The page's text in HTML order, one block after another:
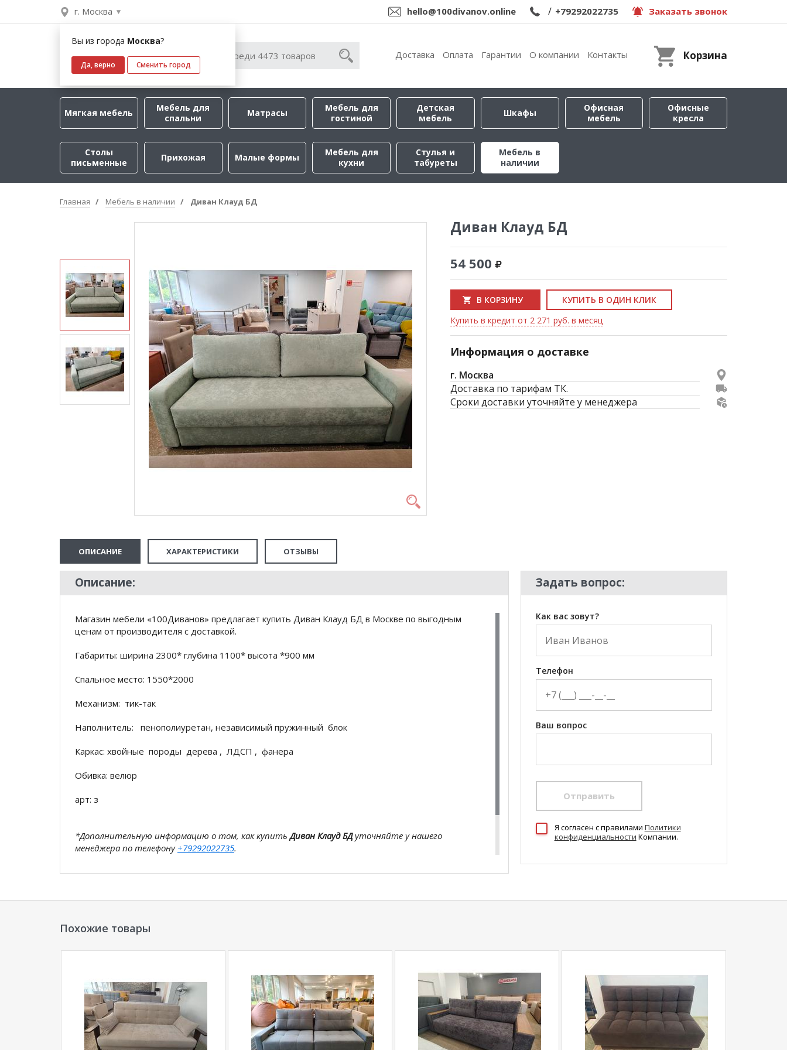
г. Москва
Вы из города Москва?
Да, верно Сменить город
hello@100divanov.online / +79292022735 Заказать звонок
Доставка Оплата Гарантии О компании Контакты Корзина
Мягкая мебель
Мебель для
спальни
Матрасы
Мебель для
гостиной
Детская
мебель
Шкафы
Офисная
мебель
Офисные
кресла
Столы
письменные
Прихожая Малые формы
Мебель для
кухни
Стулья и
табуреты
Мебель в
наличии
Главная Мебель в наличии Диван Клауд БД
Диван Клауд БД
54 500
В КОРЗИНУ
КУПИТЬ В ОДИН КЛИК
Купить в кредит от 2 271 руб. в месяц
Информация о доставке
г. Москва
Доставка по тарифам ТК.
Сроки доставки уточняйте у менеджера
ОПИСАНИЕ ХАРАКТЕРИСТИКИ ОТЗЫВЫ
Описание:
Магазин мебели «100Диванов» предлагает купить Диван Клауд БД в Москве по выгодным
ценам от производителя с доставкой.
Габариты: ширина 2300* глубина 1100* высота *900 мм
Спальное место: 1550*2000
Механизм: тик-так
Наполнитель: пенополиуретан, независимый пружинный блок
Каркас: хвойные породы дерева , ЛДСП , фанера
Обивка: велюр
арт: з
*Дополнительную информацию о том, как купитьДиван Клауд БДуточняйте у нашего
менеджера по телефону +79292022735.
**Цены на официальном сайте100диванов.com действительны только для интернет-
Задать вопрос:
Как вас зовут?
Телефон
Ваш вопрос
Отправить
Я согласен c правилами Политики
конфиденциальности Компании.
Похожие товары